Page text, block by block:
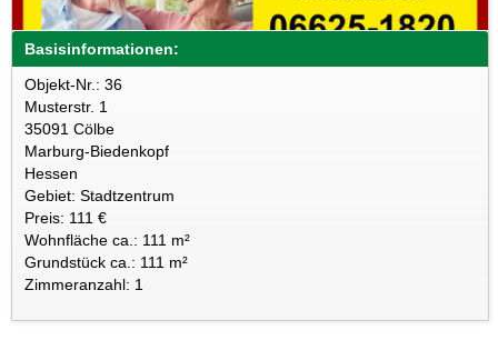
Basisinformationen:
Objekt-Nr.: 36
Musterstr. 1
35091 Cölbe
Marburg-Biedenkopf
Hessen
Gebiet: Stadtzentrum
Preis: 111 €
Wohnfläche ca.: 111 m²
Grundstück ca.: 111 m²
Zimmeranzahl: 1